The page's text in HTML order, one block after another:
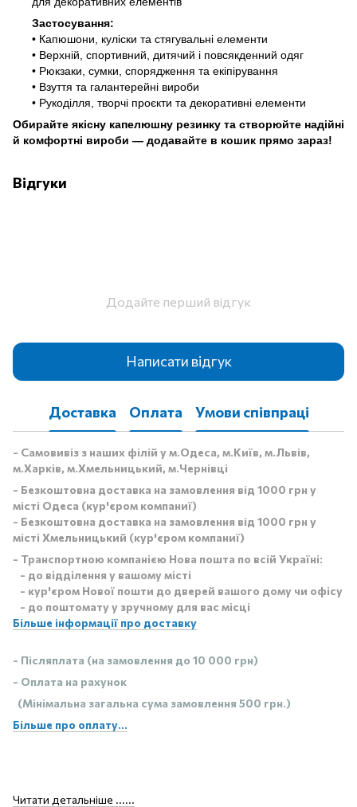
Застосування:
• Капюшони, куліски та стягувальні елементи
• Верхній, спортивний, дитячий і повсякденний одяг
• Рюкзаки, сумки, спорядження та екіпірування
• Взуття та галантерейні вироби
• Рукоділля, творчі проєкти та декоративні елементи
Обирайте якісну капелюшну резинку та створюйте надійні
й комфортні вироби — додавайте в кошик прямо зараз!
Відгуки
Додайте перший відгук
Написати відгук
Доставка Оплата Умови співпраці
- Самовивіз з наших філій у м.Одеса, м.Київ, м.Львів,
м.Харків, м.Хмельницький, м.Чернівці
- Безкоштовна доставка на замовлення від 1000 грн у
місті Одеса (кур'єром компаниї)
- Безкоштовна доставка на замовлення від 1000 грн у
місті Хмельницький (кур'єром компаниї)
- Транспортною компанією Нова пошта по всій Україні:
- до відділення у вашому місті
- кур'єром Нової пошти до дверей вашого дому чи офісу
- до поштомату у зручному для вас місці
Більше інформації про доставку
- Післяплата (на замовлення до 10 000 грн)
- Оплата на рахунок
(Мінімальна загальна сума замовлення 500 грн.)
Більше про оплату...
Читати детальніше ......